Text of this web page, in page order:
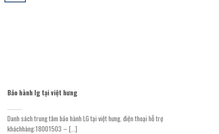
Bảo hành lg tại việt hưng
Danh sách trung tâm bảo hành LG tại việt hưng. điện thoại hỗ trợ
kháchhàng:18001503 – [...]